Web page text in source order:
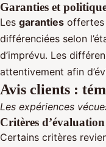
Garanties et
Les garanties offertes
différenciées selon
d’imprévu. Les
attentivement afin
Avis clients :
Les expériences
Critères
Certains critères